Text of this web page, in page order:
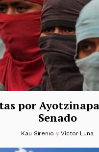
por
Senado
Kau Sirenio y Víctor Luna